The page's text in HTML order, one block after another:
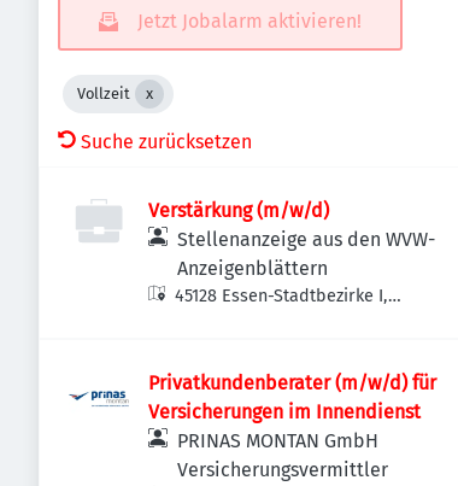
Jetzt Jobalarm aktivieren!
Vollzeit
Suche zurücksetzen
Verstärkung (m/w/d)
Stellenanzeige aus den WVW-
Anzeigenblättern
45128 Essen-Stadtbezirke I,
Privatkundenberater (m/w/d) für
Versicherungen im Innendienst
PRINAS MONTAN GmbH
Versicherungsvermittler